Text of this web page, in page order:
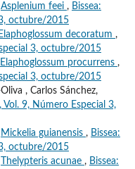
Asplenium feei , Bissea:
octubre/2015
Elaphoglossum decoratum ,
3, octubre/2015
Elaphoglossum procurrens ,
3, octubre/2015
, Carlos Sánchez,
Vol. 9, Número Especial 3,
Mickelia guianensis , Bissea:
octubre/2015
Thelypteris acunae , Bissea: